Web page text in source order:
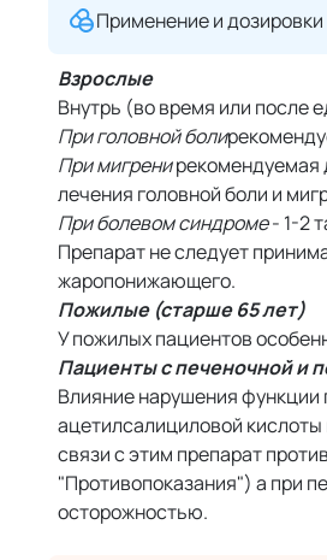
Применение и дозировки
Взрослые
Внутрь (во время или после
При головной боли
При мигренирекомендуемая
лечения головной боли и
При болевом синдроме- 1-2
Препарат не следует
жаропонижающего.
Пожилые (старше 65 лет)
У пожилых пациентов
Пациенты с печеночной и
Влияние нарушения функции
ацетилсалициловой
связи с этим препарат
"Противопоказания") а при
осторожностью.